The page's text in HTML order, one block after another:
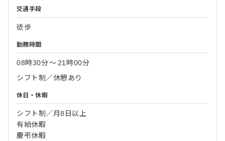
交通手段
徒歩
勤務時間
08時30分〜 21時00分
シフト制／休憩あり
休日・休暇
シフト制／月8日以上
有給休暇
慶弔休暇